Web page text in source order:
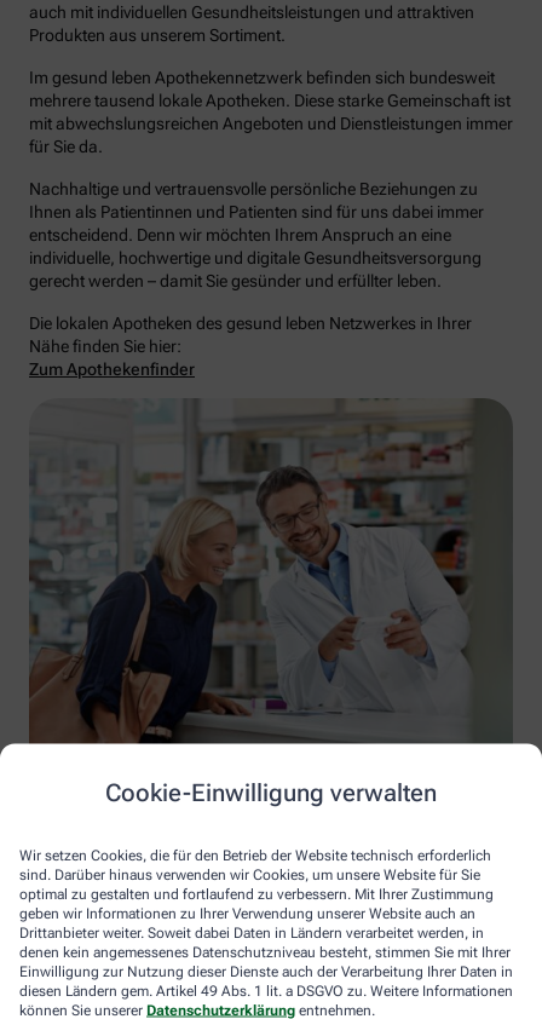
Cookie-Einwilligung verwalten
Wir setzen Cookies, die für den Betrieb der Website technisch erforderlich
sind. Darüber hinaus verwenden wir Cookies, um unsere Website für Sie
optimal zu gestalten und fortlaufend zu verbessern. Mit Ihrer Zustimmung
geben wir Informationen zu Ihrer Verwendung unserer Website auch an
Drittanbieter weiter. Soweit dabei Daten in Ländern verarbeitet werden, in
denen kein angemessenes Datenschutzniveau besteht, stimmen Sie mit Ihrer
Einwilligung zur Nutzung dieser Dienste auch der Verarbeitung Ihrer Daten in
diesen Ländern gem. Artikel 49 Abs. 1 lit. a DSGVO zu. Weitere Informationen
können Sie unserer Datenschutzerklärung entnehmen.
auch mit individuellen Gesundheitsleistungen und attraktiven
Produkten aus unserem Sortiment.
Im gesund leben Apothekennetzwerk befinden sich bundesweit
mehrere tausend lokale Apotheken. Diese starke Gemeinschaft ist
mit abwechslungsreichen Angeboten und Dienstleistungen immer
für Sie da.
Nachhaltige und vertrauensvolle persönliche Beziehungen zu
Ihnen als Patientinnen und Patienten sind für uns dabei immer
entscheidend. Denn wir möchten Ihrem Anspruch an eine
individuelle, hochwertige und digitale Gesundheitsversorgung
gerecht werden – damit Sie gesünder und erfüllter leben.
Die lokalen Apotheken des gesund leben Netzwerkes in Ihrer
Nähe finden Sie hier:
Zum Apothekenfinder
Information der Bayenthal-Apotheke